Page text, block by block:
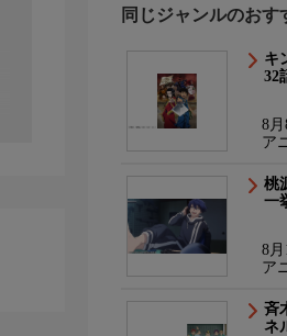
同じジャンルのおす
キ
32
8
ア
桃
一
8
ア
斉
ネ